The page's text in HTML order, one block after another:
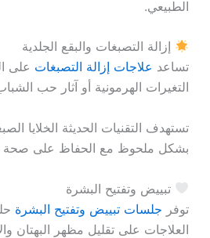
الطبيعي.
إزالة التصبغات والبقع الجلدية
تساعد علاجات إزالة التصبغات على
التغيرات الهرمونية أو آثار حب
تستهدف التقنيات الحديثة الخلايا
بشكل ملحوظ مع الحفاظ على صحة
تبييض وتفتيح البشرة
توفر جلسات تبييض وتفتيح البشرة
العلاجات على تقليل مظهر البهتان